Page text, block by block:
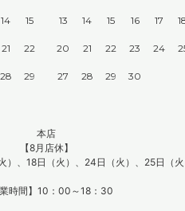
14 15
21 22
28 29
13 14 15 16 17
20 21 22 23 24
27 28 29 30
本店
【8月店休】
）、18日（火）、24日（火）、25日（火
業時間】10：00～18：30